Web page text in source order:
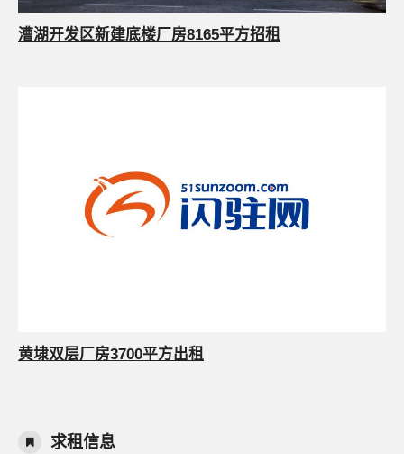
漕湖开发区新建底楼厂房8165平方招租
黄埭双层厂房3700平方出租
求租信息